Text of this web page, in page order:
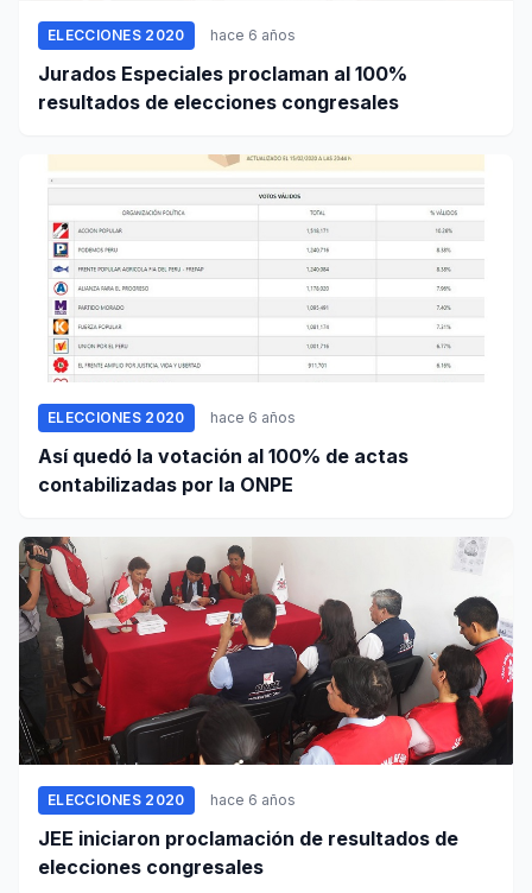
ELECCIONES 2020 hace 6 años
Jurados Especiales proclaman al 100%
resultados de elecciones congresales
ELECCIONES 2020 hace 6 años
Así quedó la votación al 100% de actas
contabilizadas por la ONPE
ELECCIONES 2020 hace 6 años
JEE iniciaron proclamación de resultados de
elecciones congresales